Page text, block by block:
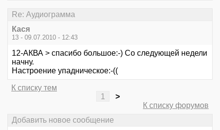
Re: Аудиограмма
Кася
13 - 09.07.2010 - 12:43
12-АКВА > спасибо большое:-) Со следующей недели
начну.
Настроение упадническое:-((
К списку тем
1
>
К списку форумов
Добавить новое сообщение